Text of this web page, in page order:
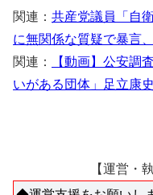
関連： 共産党議員「自
に無関係な質疑で暴言
関連：
【動画】公安調
いがある団体」足立康
【運営・